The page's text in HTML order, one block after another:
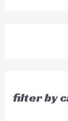
filter by